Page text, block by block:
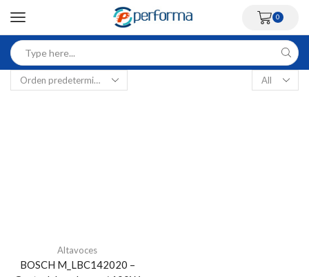
0
Altavoces
BOSCH M_LBC142020 –